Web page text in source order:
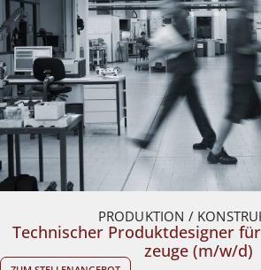
PRO­DUK­TION /​
Tech­ni­scher Pro­dukt­de­si­gner
zeuge (m/​w/​d)